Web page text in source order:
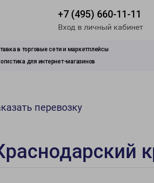
+7 (495) 660-11-11
Вход в личный кабинет
в торговые сети и маркетплейсы
для интернет-магазинов
перевозку